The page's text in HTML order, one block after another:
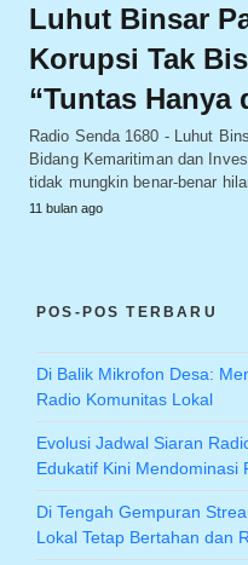
Luhut Binsar
Korupsi Tak
“Tuntas Hanya
Radio Senda 1680 - Luhut
Bidang Kemaritiman dan
tidak mungkin benar-benar
11 bulan ago
POS-POS TERBARU
Di Balik Mikrofon Desa:
Radio Komunitas Lokal
Evolusi Jadwal Siaran
Edukatif Kini Mendominasi
Di Tengah Gempuran
Lokal Tetap Bertahan dan